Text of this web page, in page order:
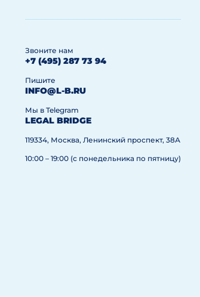
Звоните нам
+7 (495) 287 73 94
Пишите
INFO@L-B.RU
Мы в Telegram
LEGAL BRIDGE
119334, Москва, Ленинский проспект, 38А
10:00 – 19:00 (с понедельника по пятницу)